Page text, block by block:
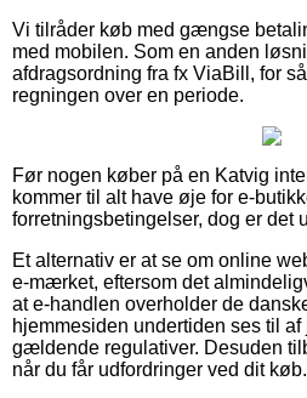
Vi tilråder køb med gængse
med mobilen. Som en anden
afdragsordning fra fx ViaBill, for
regningen over en periode.
Før nogen køber på en Katvig
kommer til alt have øje for e-
forretningsbetingelser, dog er det
Et alternativ er at se om online
e-mærket, eftersom det
at e-handlen overholder de
hjemmesiden undertiden ses til
gældende regulativer. Desuden
når du får udfordringer ved dit køb.